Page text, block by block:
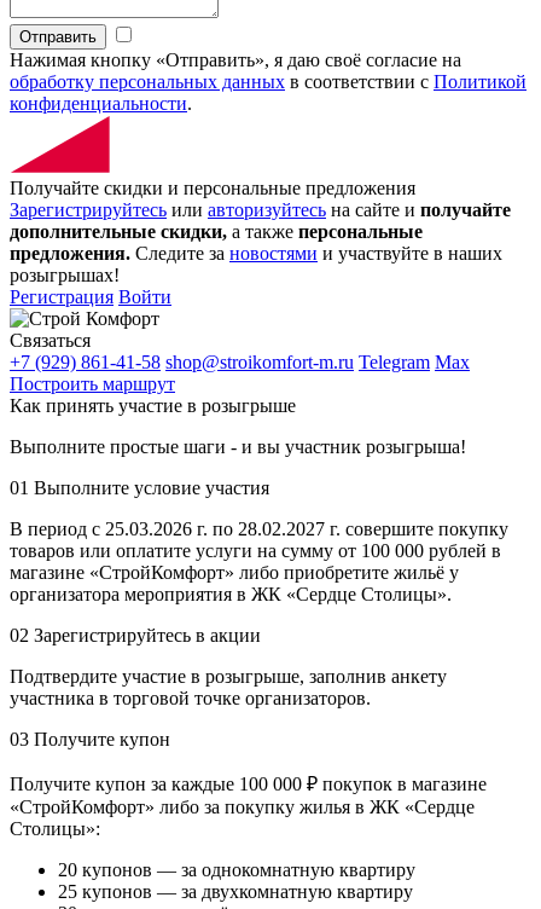
Отправить
Нажимая кнопку «Отправить», я даю своё согласие на
обработку персональных данных в соответствии с Политикой
конфиденциальности.
Получайте скидки и персональные предложения
Зарегистрируйтесь или авторизуйтесь на сайте и получайте
дополнительные скидки, а также персональные
предложения. Следите за новостями и участвуйте в наших
розыгрышах!
Регистрация Войти
Связаться
+7 (929) 861-41-58 shop@stroikomfort-m.ru Telegram Max
Построить маршрут
Как принять участие в розыгрыше
Выполните простые шаги - и вы участник розыгрыша!
01 Выполните условие участия
В период с 25.03.2026 г. по 28.02.2027 г. совершите покупку
товаров или оплатите услуги на сумму от 100 000 рублей в
магазине «СтройКомфорт» либо приобретите жильё у
организатора мероприятия в ЖК «Сердце Столицы».
02 Зарегистрируйтесь в акции
Подтвердите участие в розыгрыше, заполнив анкету
участника в торговой точке организаторов.
03 Получите купон
Получите купон за каждые 100 000 ₽ покупок в магазине
«СтройКомфорт» либо за покупку жилья в ЖК «Сердце
Столицы»:
20 купонов — за однокомнатную квартиру
25 купонов — за двухкомнатную квартиру